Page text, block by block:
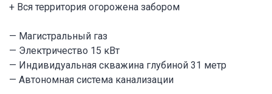
+ Вся территория огорожена забором
— Магистральный газ
— Электричество 15 кВт
— Индивидуальная скважина глубиной 31 метр
— Автономная система канализации